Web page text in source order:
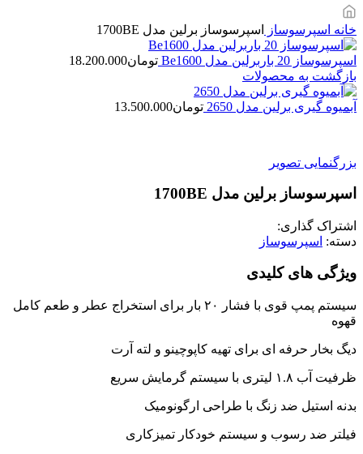
خانه اسپرسوساز اسپرسوساز برلین مدل 1700BE
اسپرسوساز 20 باربرلین مدل Be1600 تومان18.200.000
بازگشت به محصولات
آبمیوه گیری برلین مدل 2650 تومان13.500.000
بزرگنمایی تصویر
اسپرسوساز برلین مدل 1700BE
اشتراک گذاری:
دسته: اسپرسوساز
ویژگی های کلیدی
سیستم پمپ قوی با فشار ۲۰ بار برای استخراج عطر و طعم کامل
قهوه
دیگ بخار حرفه ای برای تهیه کاپوچینو و لته آرت
ظرفیت آب ۱.۸ لیتری با سیستم گرمایش سریع
بدنه استیل ضد زنگ با طراحی ارگونومیک
فیلتر ضد رسوب و سیستم خودکار تمیزکاری